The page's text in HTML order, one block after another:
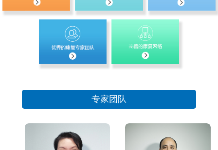
专家团队